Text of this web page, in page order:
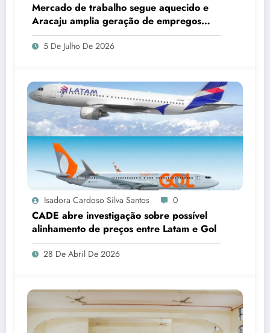
Mercado de trabalho segue aquecido e
Aracaju amplia geração de empregos
formais
5 De Julho De 2026
Isadora Cardoso Silva Santos 0
CADE abre investigação sobre possível
alinhamento de preços entre Latam e Gol
28 De Abril De 2026